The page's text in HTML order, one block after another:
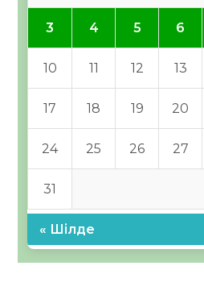
3 4 5 6
10 11 12 13
17 18 19 20
24 25 26 27
31
« Шілде